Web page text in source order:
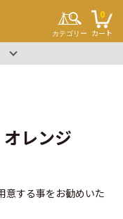
カテゴリー
0
カート
レンジ
意する事をお勧めいた